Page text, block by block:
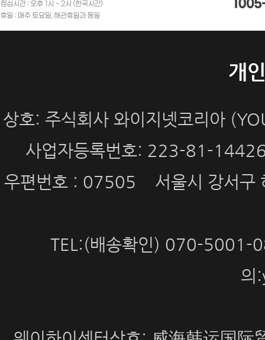
개
상호: 주식회사 와이지넷코리아
사업자등록번호: 223-81-
우편번호 : 07505 서울시 강서구
TEL:(배송확인) 070-
의